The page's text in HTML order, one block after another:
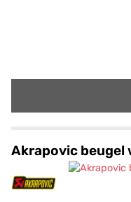
Akrapovic beugel